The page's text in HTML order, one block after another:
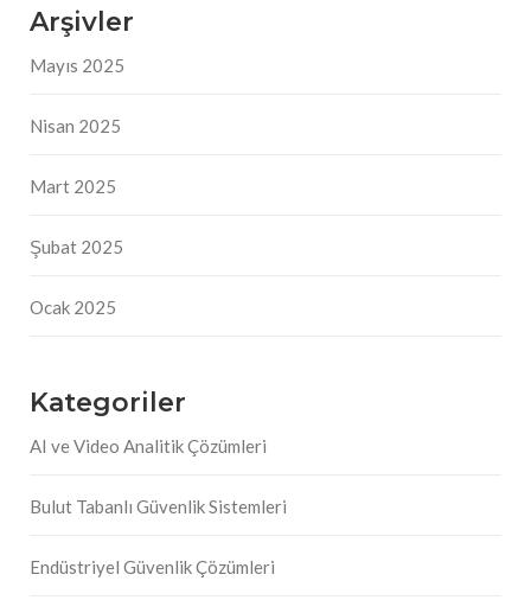
Arşivler
Mayıs 2025
Nisan 2025
Mart 2025
Şubat 2025
Ocak 2025
Kategoriler
AI ve Video Analitik Çözümleri
Bulut Tabanlı Güvenlik Sistemleri
Endüstriyel Güvenlik Çözümleri